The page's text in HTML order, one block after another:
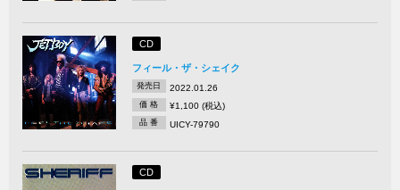
CD
フィール・ザ・シェイク
発売日 2022.01.26
価 格 ¥1,100 (税込)
品 番 UICY-79790
CD